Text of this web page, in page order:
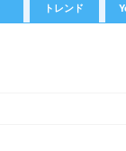
トレンド